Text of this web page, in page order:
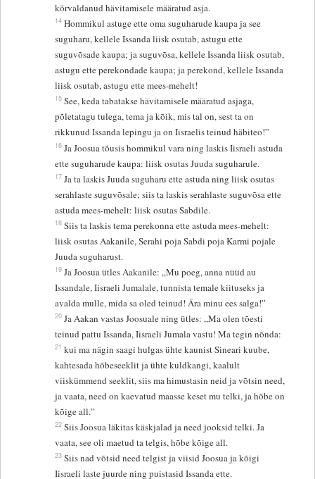
kõrvaldanud hävitamisele määratud asja.
14 Hommikul astuge ette oma suguharude kaupa ja see
suguharu, kellele Issanda liisk osutab, astugu ette
suguvõsade kaupa; ja suguvõsa, kellele Issanda liisk osutab,
astugu ette perekondade kaupa; ja perekond, kellele Issanda
liisk osutab, astugu ette mees-mehelt!
15 See, keda tabatakse hävitamisele määratud asjaga,
põletatagu tulega, tema ja kõik, mis tal on, sest ta on
rikkunud Issanda lepingu ja on Iisraelis teinud häbiteo!”
16 Ja Joosua tõusis hommikul vara ning laskis Iisraeli astuda
ette suguharude kaupa: liisk osutas Juuda suguharule.
17 Ja ta laskis Juuda suguharu ette astuda ning liisk osutas
serahlaste suguvõsale; siis ta laskis serahlaste suguvõsa ette
astuda mees-mehelt: liisk osutas Sabdile.
18 Siis ta laskis tema perekonna ette astuda mees-mehelt:
liisk osutas Aakanile, Serahi poja Sabdi poja Karmi pojale
Juuda suguharust.
19 Ja Joosua ütles Aakanile: „Mu poeg, anna nüüd au
Issandale, Iisraeli Jumalale, tunnista temale kiituseks ja
avalda mulle, mida sa oled teinud! Ära minu ees salga!”
20 Ja Aakan vastas Joosuale ning ütles: „Ma olen tõesti
teinud pattu Issanda, Iisraeli Jumala vastu! Ma tegin nõnda:
21 kui ma nägin saagi hulgas ühte kaunist Sineari kuube,
kahtesada hõbeseeklit ja ühte kuldkangi, kaalult
viiskümmend seeklit, siis ma himustasin neid ja võtsin need,
ja vaata, need on kaevatud maasse keset mu telki, ja hõbe on
kõige all.”
22 Siis Joosua läkitas käskjalad ja need jooksid telki. Ja
vaata, see oli maetud ta telgis, hõbe kõige all.
23 Siis nad võtsid need telgist ja viisid Joosua ja kõigi
Iisraeli laste juurde ning puistasid Issanda ette.